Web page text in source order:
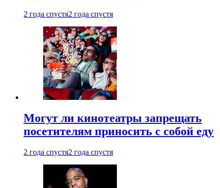
2 года спустя2 года спустя
Могут ли кинотеатры запрещать
посетителям приносить с собой еду
2 года спустя2 года спустя